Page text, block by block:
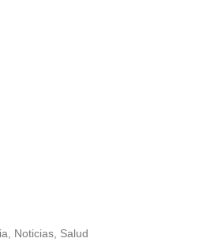
Noticias Salud